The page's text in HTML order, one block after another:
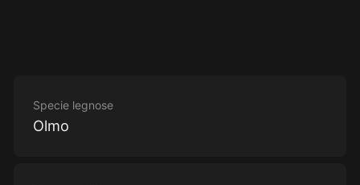
Specie legnose
Olmo